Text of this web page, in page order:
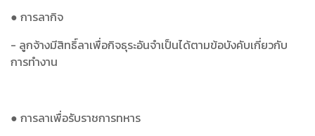
● การลากิจ
- ลูกจ้างมีสิทธิ์ลาเพื่อกิจธุระอันจำเป็นได้ตามข้อบังคับเกี่ยวกับ
การทำงาน
● การลาเพื่อรับราชการทหาร